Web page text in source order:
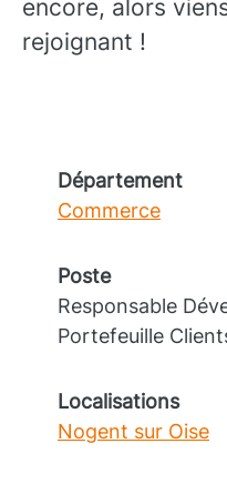
encore, alors
rejoignant !
Département
Commerce
Poste
Responsable
Portefeuille
Localisations
Nogent sur Oise